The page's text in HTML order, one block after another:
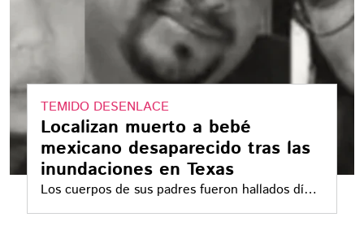
TEMIDO DESENLACE
Localizan muerto a bebé
mexicano desaparecido tras las
inundaciones en Texas
Los cuerpos de sus padres fueron hallados días
antes. La familia originaria de Guanajuato había